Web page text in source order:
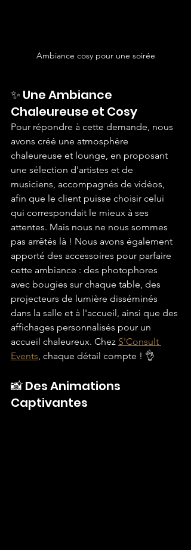
Ambiance cosy pour une soirée
✨ Une Ambiance
Chaleureuse et Cosy
Pour répondre à cette demande, nous
avons créé une atmosphère
chaleureuse et lounge, en proposant
une sélection d'artistes et de
musiciens, accompagnés de vidéos,
afin que le client puisse choisir celui
qui correspondait le mieux à ses
attentes. Mais nous ne nous sommes
pas arrêtés là ! Nous avons également
apporté des accessoires pour parfaire
cette ambiance : des photophores
avec bougies sur chaque table, des
projecteurs de lumière disséminés
dans la salle et à l'accueil, ainsi que des
affichages personnalisés pour un
accueil chaleureux. Chez S'Consult
Events, chaque détail compte ! 👌
📸 Des Animations
Captivantes